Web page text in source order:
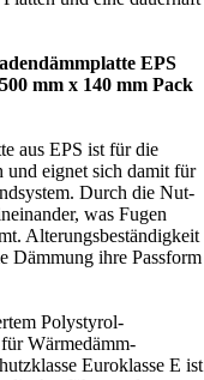
EPS
mm x 140 mm Pack
aus EPS ist für die
und eignet sich damit für
Durch die Nut-
was Fugen
Alterungsbeständigkeit
Dämmung ihre Passform
Polystyrol-
Wärmedämm-
Euroklasse E ist